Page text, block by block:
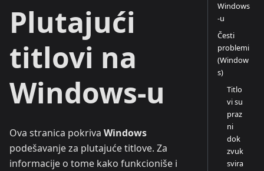
Plutajući
titlovi na
Windows-u
Ova stranica pokriva Windows
podešavanje za plutajuće titlove. Za
informacije o tome kako funkcioniše i
Windows
-u
Česti
problemi
(Window
s)
Titlo
vi su
praz
ni
dok
zvuk
svira